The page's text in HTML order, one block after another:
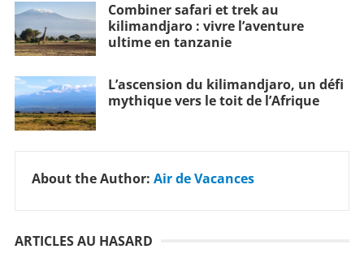
Combiner safari et trek au
kilimandjaro : vivre l’aventure
ultime en tanzanie
L’ascension du kilimandjaro, un défi
mythique vers le toit de l’Afrique
About the Author: Air de Vacances
ARTICLES AU HASARD